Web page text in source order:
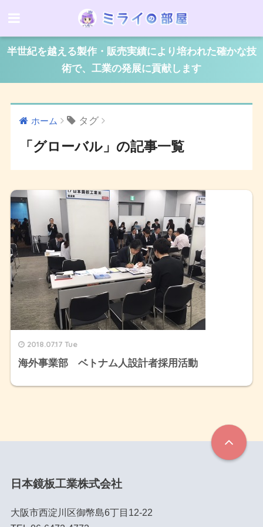
半世紀を越える製作・販売実績により培われた確かな技
術で、工業の発展に貢献します
ホーム タグ
「グローバル」の記事一覧
2018.07.17 Tue
海外事業部 ベトナム人設計者採用活動
日本鏡板工業株式会社
大阪市西淀川区御幣島6丁目12-22